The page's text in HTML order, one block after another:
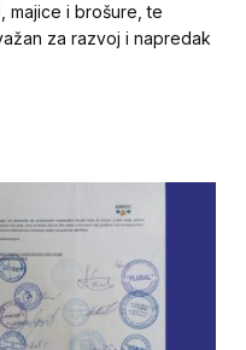
majice i brošure, te
za razvoj i napredak